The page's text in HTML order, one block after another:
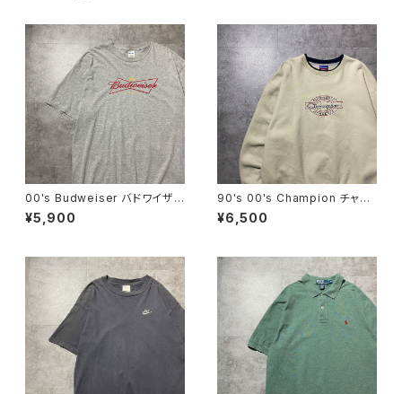
00's Budweiser バドワイザ
ー GILDANボディ プリン
ト 企業系 グレー Tシャツ
¥5,900
90's 00's Champion チャン
ピオン 刺繍ロゴ ラインリ
ブ ベージュ スウェット トレ
¥6,500